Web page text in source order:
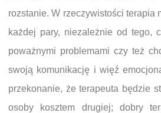
rozstanie. W rzeczywistości terapia
każdej pary, niezależnie od tego,
poważnymi problemami czy też
swoją komunikację i więź
przekonanie, że terapeuta będzie
osoby kosztem drugiej; dobry